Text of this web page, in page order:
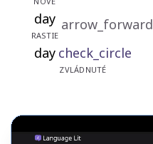
day
RASTIE
arrow_forward
day check_circle
ZVLÁDNUTÉ